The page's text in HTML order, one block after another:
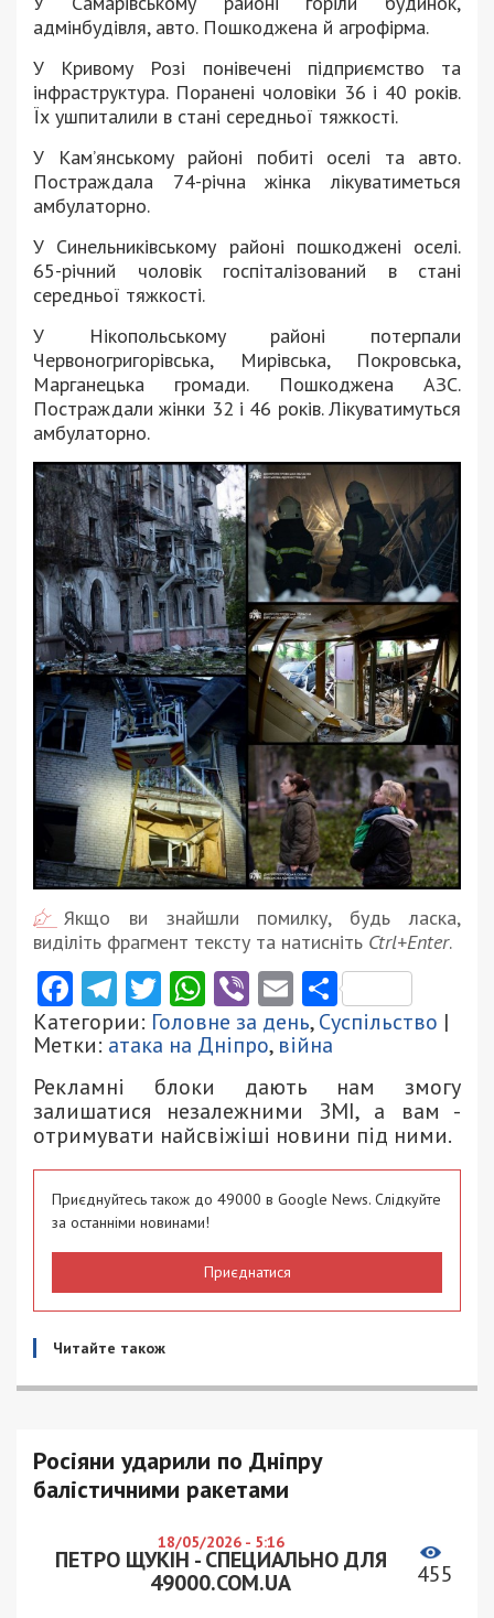
адмінбудівля, авто. Пошкоджена й агрофірма.
У Кривому Розі понівечені підприємство та
інфраструктура. Поранені чоловіки 36 і 40 років.
Їх ушпиталили в стані середньої тяжкості.
У Кам’янському районі побиті оселі та авто.
Постраждала 74-річна жінка лікуватиметься
амбулаторно.
У Синельниківському районі пошкоджені оселі.
65-річний чоловік госпіталізований в стані
середньої тяжкості.
У Нікопольському районі потерпали
Червоногригорівська, Мирівська, Покровська,
Марганецька громади. Пошкоджена АЗС.
Постраждали жінки 32 і 46 років. Лікуватимуться
амбулаторно.
Якщо ви знайшли помилку, будь ласка,
виділіть фрагмент тексту та натисніть Ctrl+Enter.
Facebook
Telegram
Twitter
WhatsApp
ViberEmail
Категории: Головне за день,Суспільство |
Метки: атака на Дніпро, війна
Рекламні блоки дають нам змогу
залишатися незалежними ЗМІ, а вам -
отримувати найсвіжіші новини під ними.
Приєднуйтесь також до 49000 в Google News. Слідкуйте
за останніми новинами!
Приєднатися
Читайте також
Росіяни ударили по Дніпру
балістичними ракетами
18/05/2026 - 5:16
ПЕТРО ЩУКІН - СПЕЦИАЛЬНО ДЛЯ
49000.COM.UA
455